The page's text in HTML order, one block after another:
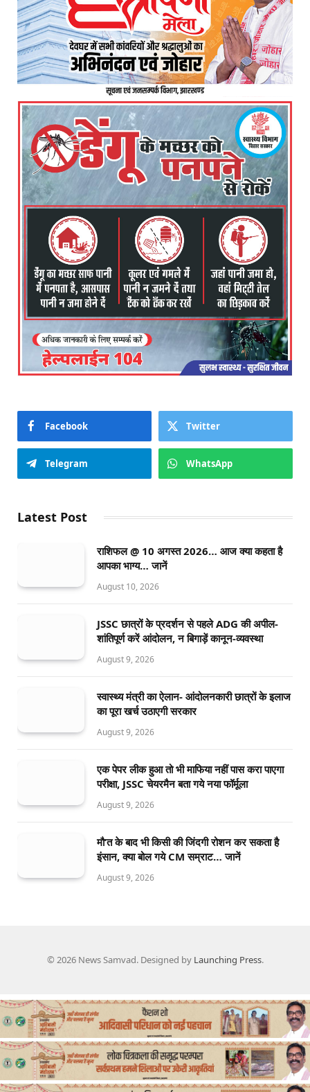
Facebook Twitter
Telegram WhatsApp
Latest Post
राशिफल @ 10 अगस्त 2026… आज क्या कहता है
आपका भाग्य… जानें
August 10, 2026
JSSC छात्रों के प्रदर्शन से पहले ADG की अपील-
शांतिपूर्ण करें आंदोलन, न बिगाड़ें कानून-व्यवस्था
August 9, 2026
स्वास्थ्य मंत्री का ऐलान- आंदोलनकारी छात्रों के इलाज
का पूरा खर्च उठाएगी सरकार
August 9, 2026
एक पेपर लीक हुआ तो भी माफिया नहीं पास करा पाएगा
परीक्षा, JSSC चेयरमैन बता गये नया फॉर्मूला
August 9, 2026
मौ’त के बाद भी किसी की जिंदगी रोशन कर सकता है
इंसान, क्या बोल गये CM सम्राट… जानें
August 9, 2026
© 2026 News Samvad. Designed by Launching Press.